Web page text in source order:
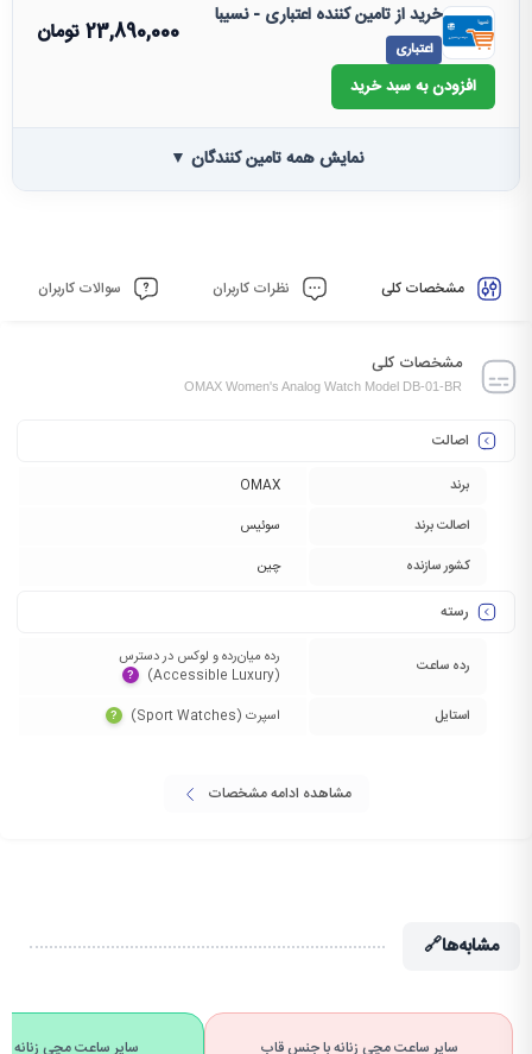
خرید از تامین کننده اعتباری - نسیبا
اعتباری
23,890,000تومان
افزودن به سبد خرید
نمایش همه تامین کنندگان ▼
مشخصات کلی نظرات کاربران سوالات کاربران
مشخصات کلی
OMAX Women's Analog Watch Model DB-01-BR
اصالت
برند
OMAX
اصالت برند
سوئیس
کشور سازنده
چین
رسته
رده ساعت
رده میان‌رده و لوکس در دسترس
(Accessible Luxury)‏
?
استایل اسپرت (Sport Watches)‏ ?
مشاهده ادامه مشخصات
مشابه‌ها🔗
سایر ساعت مچی زنانه با جنس قاب سایر ساعت مچی زنانه